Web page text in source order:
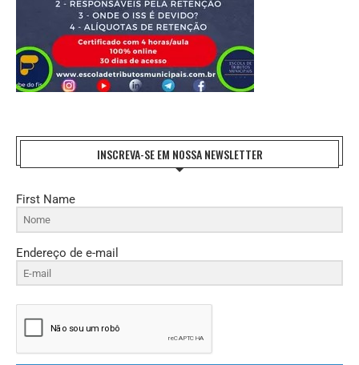
INSCREVA-SE EM NOSSA NEWSLETTER
First Name
Endereço de e-mail